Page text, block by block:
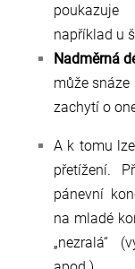
například u
Nadměrná
může
zachytí o
A k tomu
přetížení.
pánevní
na mladé
„nezralá“